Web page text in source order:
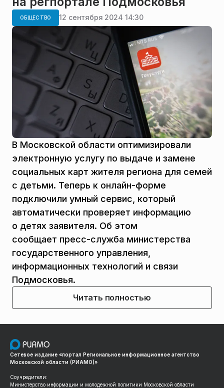
ОБЩЕСТВО 12 сентября 2024 14:30
В Московской области оптимизировали
электронную услугу по выдаче и замене
социальных карт жителя региона для семей
с детьми. Теперь к онлайн-форме
подключили умный сервис, который
автоматически проверяет информацию
о детях заявителя. Об этом
сообщает пресс-служба министерства
государственного управления,
информационных технологий и связи
Подмосковья.
Читать полностью
Сетевое издание «портал Региональное информационное агентство
Московской области (РИАМО)»
Соучредители:
Министерство информации и молодежной политики Московской области